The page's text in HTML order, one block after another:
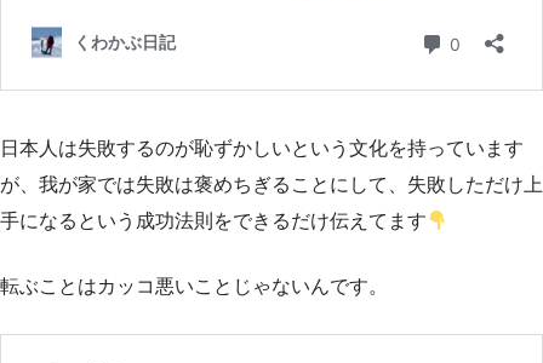
日本人は失敗するのが恥ずかしいという文化を持っています
が、我が家では失敗は褒めちぎることにして、失敗しただけ上
手になるという成功法則をできるだけ伝えてます
転ぶことはカッコ悪いことじゃないんです。